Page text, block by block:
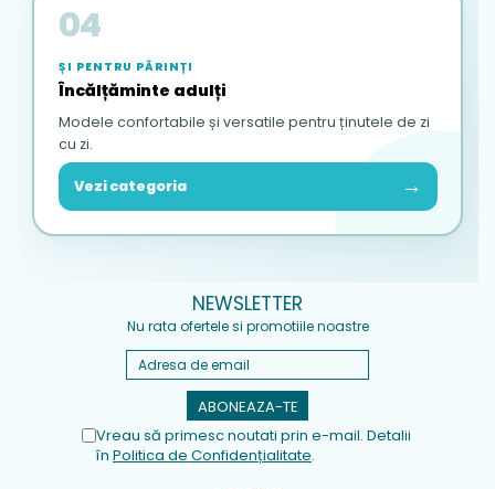
04
ȘI PENTRU PĂRINȚI
Încălțăminte adulți
Modele confortabile și versatile pentru ținutele de zi
cu zi.
Vezi categoria →
NEWSLETTER
Nu rata ofertele si promotiile noastre
Vreau să primesc noutati prin e-mail. Detalii
în Politica de Confidențialitate.